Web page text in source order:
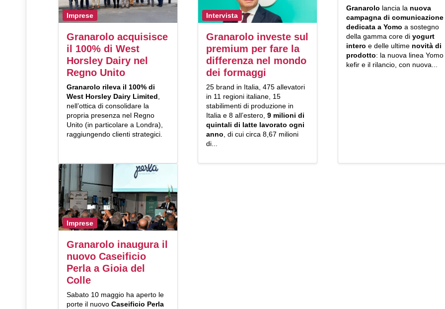
Imprese
Granarolo acquisisce
il 100% di West
Horsley Dairy nel
Regno Unito
Granarolo rileva il 100% di
West Horsley Dairy Limited
nell’ottica di consolidare la
propria presenza nel Regno
Unito (in particolare a Londra),
raggiungendo clienti strategici.
Intervista
Granarolo investe sul
premium per fare la
differenza nel mondo
dei formaggi
25 brand in Italia, 475 allevatori
in 11 regioni italiane, 15
stabilimenti di produzione in
Italia e 8 all’estero, 9 milioni di
quintali di latte lavorato ogni
anno , di cui circa 8,67 milioni
di...
Granarolo lancia la nuova
campagna di comunicazione
dedicata a Yomo a sostegno
della gamma core di yogurt
intero e delle ultime novità di
prodotto: la nuova linea Yomo
kefir e il rilancio, con nuova...
Imprese
Granarolo inaugura il
nuovo Caseificio
Perla a Gioia del
Colle
Sabato 10 maggio ha aperto le
porte il nuovo Caseificio Perla